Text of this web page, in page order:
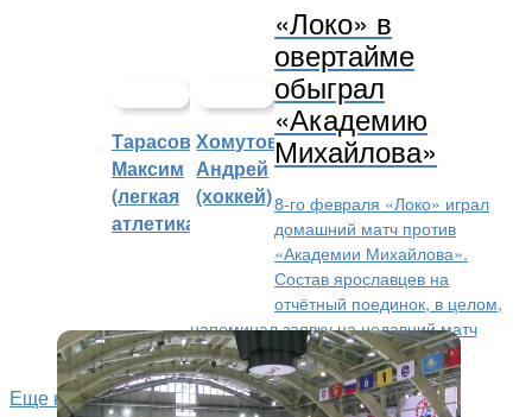
Тарасов
Максим
(легкая
атлетика)
Хомутов
Андрей
(хоккей)
«Локо» в
овертайме
обыграл
«Академию
Михайлова»
8-го февраля «Локо» играл
домашний матч против
«Академии Михайлова».
Состав ярославцев на
отчётный поединок, в целом,
напоминал заявку на недавний матч
против «Красной Армии», но с...
Еще новости...